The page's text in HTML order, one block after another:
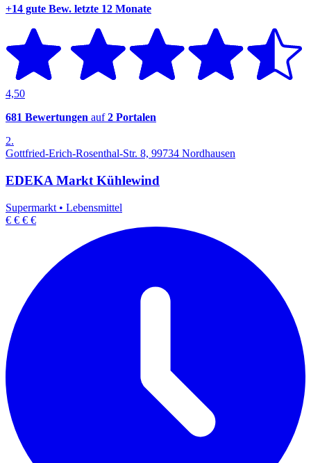
+14 gute Bew. letzte 12 Monate
4,50
681 Bewertungen auf2 Portalen
2.
Gottfried-Erich-Rosenthal-Str. 8, 99734 Nordhausen
EDEKA Markt Kühlewind
Supermarkt • Lebensmittel
€ € € €